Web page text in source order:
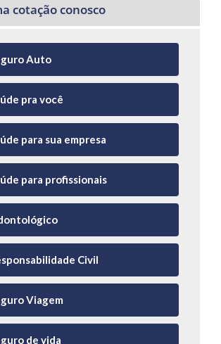
cotação conosco
Auto
pra você
para sua empresa
para profissionais
Civil
Viagem
de vida